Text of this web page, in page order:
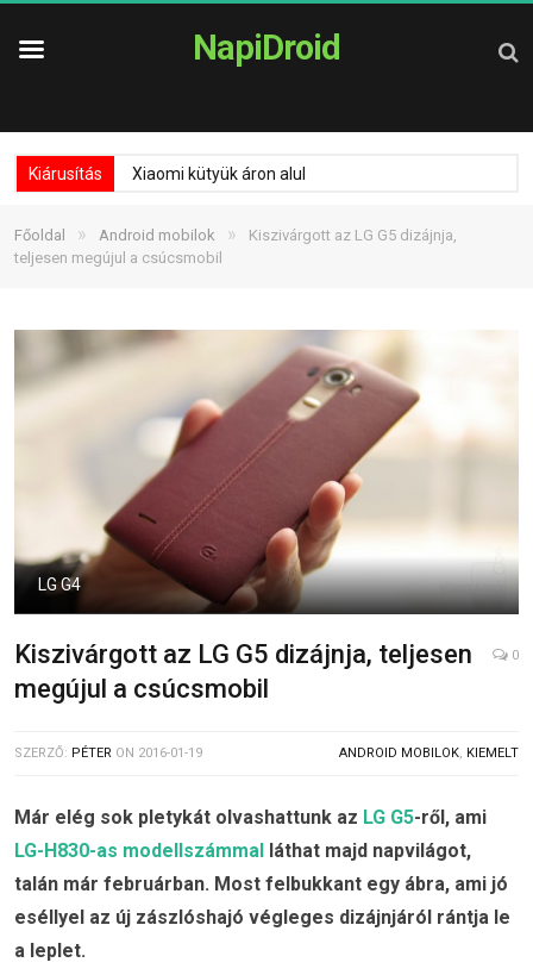
NapiDroid
Kiárusítás Xiaomi kütyük áron alul
Főoldal » Android mobilok »
Kiszivárgott az LG G5 dizájnja,
teljesen megújul a csúcsmobil
LG G4
Kiszivárgott az LG G5 dizájnja, teljesen
megújul a csúcsmobil
0
SZERZŐ: PÉTER ON 2016-01-19 ANDROID MOBILOK, KIEMELT
Már elég sok pletykát olvashattunk az LG G5-ről, ami
LG-H830-as modellszámmal
láthat majd napvilágot,
talán már februárban. Most felbukkant egy ábra, ami jó
eséllyel az új zászlóshajó végleges dizájnjáról rántja le
a leplet.